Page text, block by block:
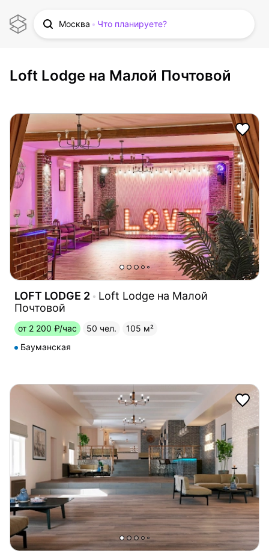
Москва Что планируете?
Loft Lodge на Малой Почтовой
LOFT LODGE 2
Loft Lodge на Малой
Почтовой
от 2 200 ₽/час 50 чел.
105 м²
Бауманская